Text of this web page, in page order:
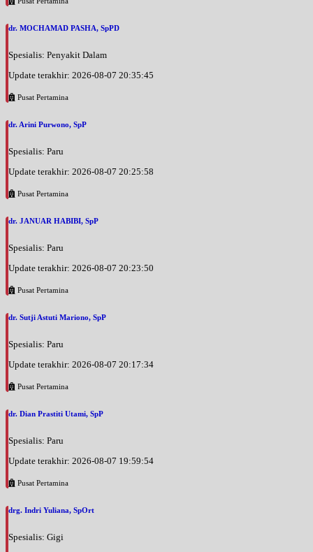
dr. MOCHAMAD PASHA, SpPD
Spesialis: Penyakit Dalam
Update terakhir: 2026-08-07 20:35:45
Pusat Pertamina
dr. Arini Purwono, SpP
Spesialis: Paru
Update terakhir: 2026-08-07 20:25:58
Pusat Pertamina
dr. JANUAR HABIBI, SpP
Spesialis: Paru
Update terakhir: 2026-08-07 20:23:50
Pusat Pertamina
dr. Sutji Astuti Mariono, SpP
Spesialis: Paru
Update terakhir: 2026-08-07 20:17:34
Pusat Pertamina
dr. Dian Prastiti Utami, SpP
Spesialis: Paru
Update terakhir: 2026-08-07 19:59:54
Pusat Pertamina
drg. Indri Yuliana, SpOrt
Spesialis: Gigi